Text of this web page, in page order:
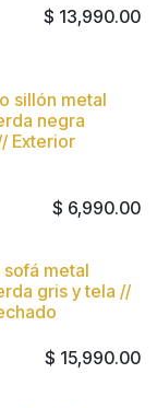
$ 13,990.00
sillón metal
negra
Exterior
$ 6,990.00
metal
gris y tela //
$ 15,990.00